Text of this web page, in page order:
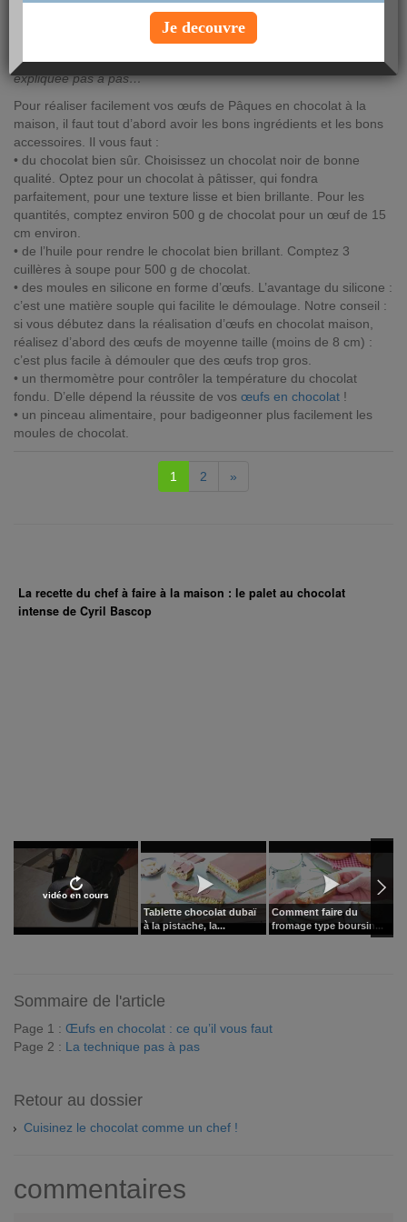
Pas de fête de Pâques sans œufs en chocolat ! Et si cette année,
vous les faisiez vous-même ? Facile avec cette technique
expliquée pas à pas…
Pour réaliser facilement vos œufs de Pâques en chocolat à la
maison, il faut tout d’abord avoir les bons ingrédients et les bons
accessoires. Il vous faut :
• du chocolat bien sûr. Choisissez un chocolat noir de bonne
qualité. Optez pour un chocolat à pâtisser, qui fondra
parfaitement, pour une texture lisse et bien brillante. Pour les
quantités, comptez environ 500 g de chocolat pour un œuf de 15
cm environ.
• de l’huile pour rendre le chocolat bien brillant. Comptez 3
cuillères à soupe pour 500 g de chocolat.
• des moules en silicone en forme d’œufs. L’avantage du silicone :
c’est une matière souple qui facilite le démoulage. Notre conseil :
si vous débutez dans la réalisation d’œufs en chocolat maison,
réalisez d’abord des œufs de moyenne taille (moins de 8 cm) :
c’est plus facile à démouler que des œufs trop gros.
• un thermomètre pour contrôler la température du chocolat
fondu. D’elle dépend la réussite de vos œufs en chocolat !
• un pinceau alimentaire, pour badigeonner plus facilement les
moules de chocolat.
1 2 »
La recette du chef à faire à la maison : le palet au chocolat
intense de Cyril Bascop
vidéo en cours
Tablette chocolat dubaï
à la pistache, la...
Comment faire du
fromage type boursin...
Sommaire de l'article
Page 1 : Œufs en chocolat : ce qu’il vous faut
Page 2 : La technique pas à pas
Retour au dossier
Cuisinez le chocolat comme un chef !
commentaires
Je decouvre